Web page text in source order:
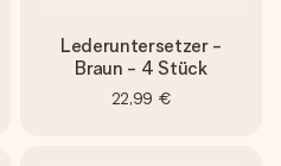
Lederuntersetzer -
Braun - 4 Stück
22,99 €